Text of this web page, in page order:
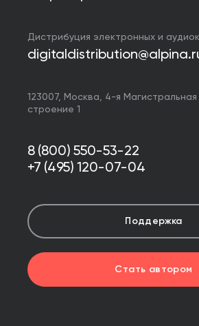
Дистрибуция электронных и
123007, Москва, 4-я
строение 1
8 (800) 550-53-22
+7 (495) 120-07-04
Поддержка
Стать автором